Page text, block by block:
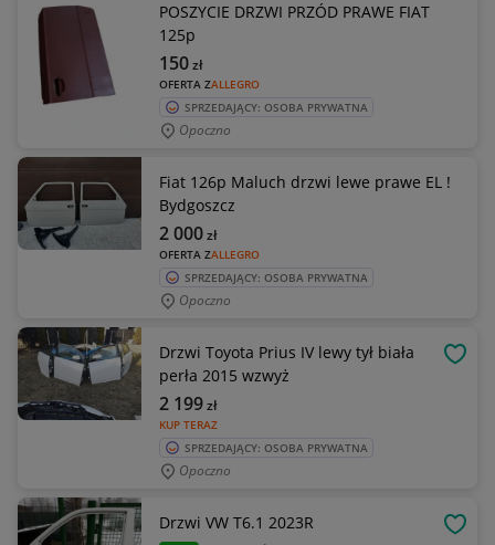
POSZYCIE DRZWI PRZÓD PRAWE FIAT
125p
OFERTA ZALLEGRO
150zł
SPRZEDAJĄCY: OSOBA PRYWATNA
Opoczno
Fiat 126p Maluch drzwi lewe prawe EL !
Bydgoszcz
OFERTA ZALLEGRO
2 000zł
SPRZEDAJĄCY: OSOBA PRYWATNA
Opoczno
Drzwi Toyota Prius IV lewy tył biała
perła 2015 wzwyż
KUP TERAZ
2 199zł
SPRZEDAJĄCY: OSOBA PRYWATNA
Opoczno
Drzwi VW T6.1 2023R